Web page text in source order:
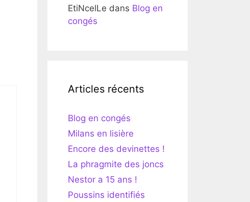
EtiNcelLe dans Blog en
congés
Articles récents
Blog en congés
Milans en lisière
Encore des devinettes !
La phragmite des joncs
Nestor a 15 ans !
Poussins identifiés